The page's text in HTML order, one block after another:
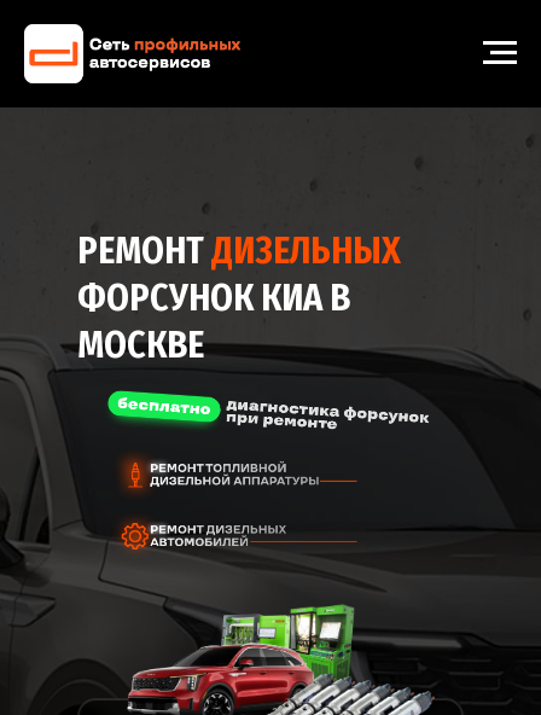
РЕМОНТДИЗЕЛЬНЫХ
ФОРСУНОК КИА В
МОСКВЕ